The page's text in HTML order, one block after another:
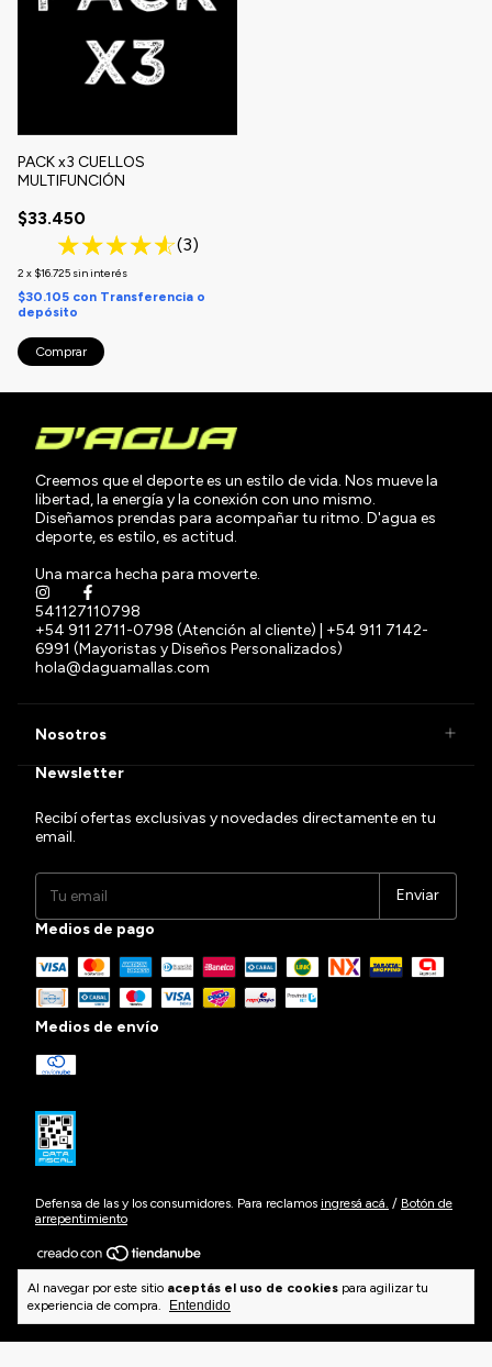
Al navegar por este sitio aceptás el uso de cookies para agilizar tu
experiencia de compra.
Entendido
PACK x3 CUELLOS
MULTIFUNCIÓN
$33.450
(3)
2 x $16.725 sin interés
$30.105 con Transferencia o
depósito
Creemos que el deporte es un estilo de vida. Nos mueve la
libertad, la energía y la conexión con uno mismo.
Diseñamos prendas para acompañar tu ritmo. D'agua es
deporte, es estilo, es actitud.
Una marca hecha para moverte.
541127110798
+54 911 2711-0798 (Atención al cliente) | +54 911 7142-
6991 (Mayoristas y Diseños Personalizados)
hola@daguamallas.com
Nosotros
Newsletter
Recibí ofertas exclusivas y novedades directamente en tu
email.
Medios de pago
Medios de envío
Defensa de las y los consumidores. Para reclamos ingresá acá. / Botón de
arrepentimiento
Copyright D'agua Mallas para Natación e Indumentaria Deportiva -
2026. Todos los derechos reservados.